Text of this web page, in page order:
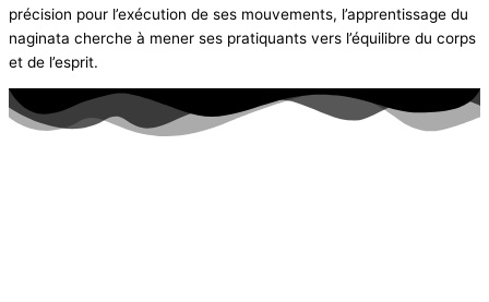
précision pour l’exécution de ses mouvements, l’apprentissage du
naginata cherche à mener ses pratiquants vers l’équilibre du corps
et de l’esprit.